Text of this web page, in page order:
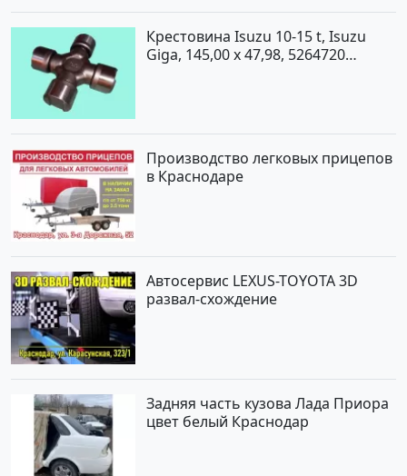
Крестовина Isuzu 10-15 t, Isuzu
Giga, 145,00 x 47,98, 5264720
Производство легковых прицепов
в Краснодаре
Автосервис LEXUS-TOYOTA 3D
развал-схождение
Задняя часть кузова Лада Приора
цвет белый Краснодар